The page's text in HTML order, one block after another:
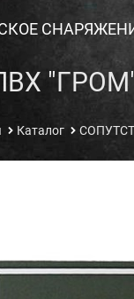
Каталог